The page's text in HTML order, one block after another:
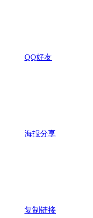
QQ好友
海报分享
复制链接